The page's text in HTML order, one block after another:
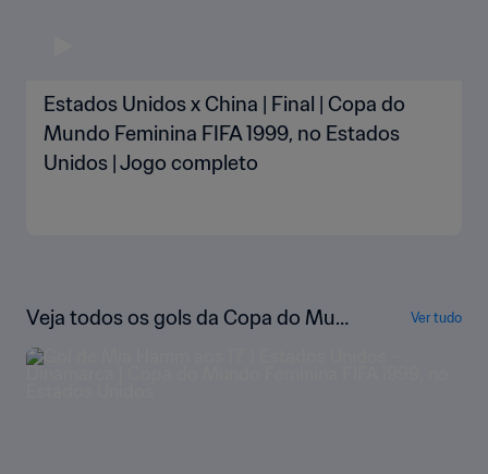
Estados Unidos x China | Final | Copa do
Mundo Feminina FIFA 1999, no Estados
Unidos | Jogo completo
Veja todos os gols da Copa do Mun
do Feminina da FIFA EUA 1999™
Ver tudo